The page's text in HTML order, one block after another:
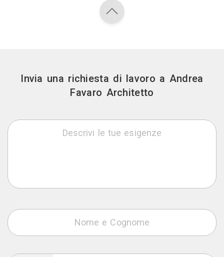
Invia una richiesta di lavoro a Andrea
Favaro Architetto